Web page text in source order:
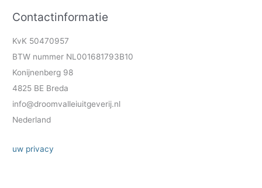
Contactinformatie
KvK 50470957
BTW nummer NL001681793B10
Konijnenberg 98
4825 BE Breda
info@droomvalleiuitgeverij.nl
Nederland
uw privacy